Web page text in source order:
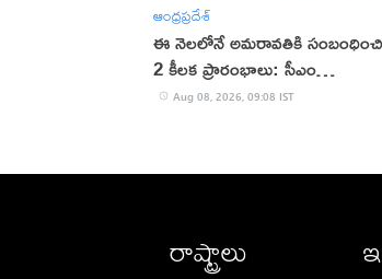
ఆంధ్రప్రదేశ్
ఈ నెలలోనే అమరావతికి సంబంధించి
2 కీలక ప్రారంభాలు: సీఎం
చంద్రబాబు
Aug 08, 2026, 09:08 IST
రాష్ట్రాలు